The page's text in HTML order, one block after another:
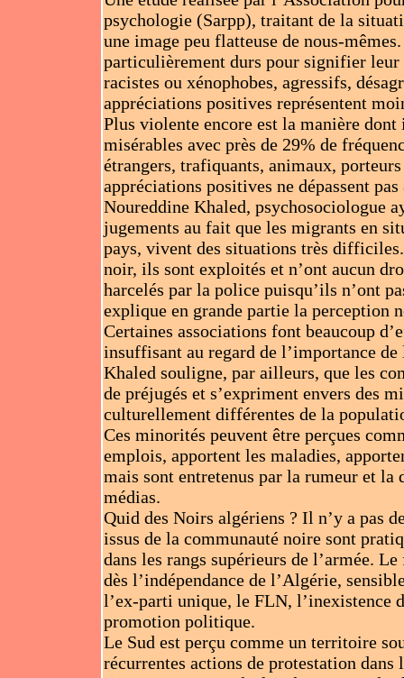
psychologie (Sarpp), traitant de la
une image peu flatteuse de nous-
particulièrement durs pour signifier
racistes ou xénophobes, agressifs,
appréciations positives représentent
Plus violente encore est la manière
misérables avec près de 29% de
étrangers, trafiquants, animaux,
appréciations positives ne dépassent pas
Noureddine Khaled, psychosociologue
jugements au fait que les migrants en
pays, vivent des situations très
noir, ils sont exploités et n’ont aucun
harcelés par la police puisqu’ils n’ont
explique en grande partie la perception
Certaines associations font beaucoup
insuffisant au regard de l’importance
Khaled souligne, par ailleurs, que les
de préjugés et s’expriment envers des
culturellement différentes de la
Ces minorités peuvent être perçues
emplois, apportent les maladies,
mais sont entretenus par la rumeur et
médias.
Quid des Noirs algériens ? Il n’y a pas
issus de la communauté noire sont
dans les rangs supérieurs de l’armée.
dès l’indépendance de l’Algérie,
l’ex-parti unique, le FLN, l’inexistence
promotion politique.
Le Sud est perçu comme un territoire
récurrentes actions de protestation